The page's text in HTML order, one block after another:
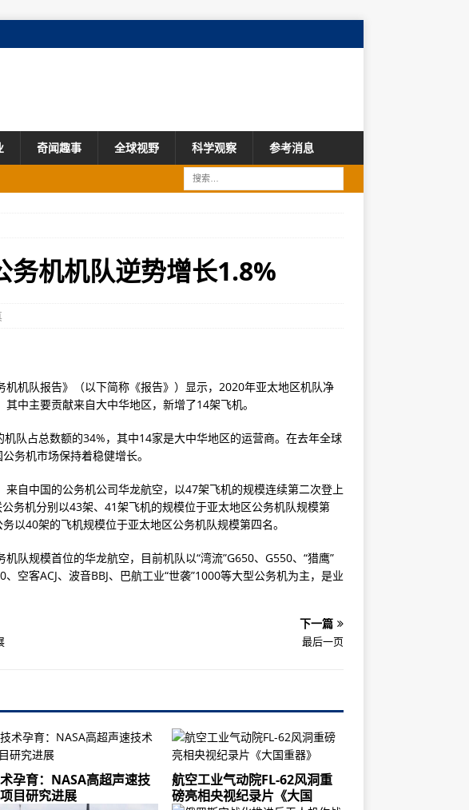
奇闻趣事 全球视野 科学观察 参考消息
务机机队逆势增长1.8%
机队报告》（以下简称《报告》）显示，2020年亚太地区机队净
中主要贡献来自大中华地区，新增了14架飞机。
机队占总数额的34%，其中14家是大中华地区的运营商。在去年全球
务机市场保持着稳健增长。
自中国的公务机公司华龙航空，以47架飞机的规模连续第二次登上
务机分别以43架、41架飞机的规模位于亚太地区公务机队规模第
以40架的飞机规模位于亚太地区公务机队规模第四名。
队规模首位的华龙航空，目前机队以“湾流”G650、G550、“猎鹰”
、空客ACJ、波音BBJ、巴航工业“世袭”1000等大型公务机为主，是业
下一篇
最后一页
孕育：NASA高超声速技
目研究进展
航空工业气动院FL-62风洞重
磅亮相央视纪录片《大国